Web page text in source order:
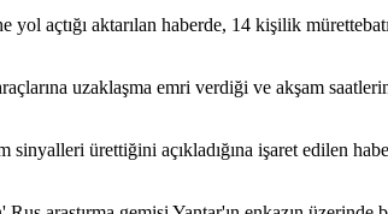
yol açtığı aktarılan haberde, 14 kişilik
uzaklaşma emri verdiği ve akşam
ürettiğini açıkladığına işaret edilen